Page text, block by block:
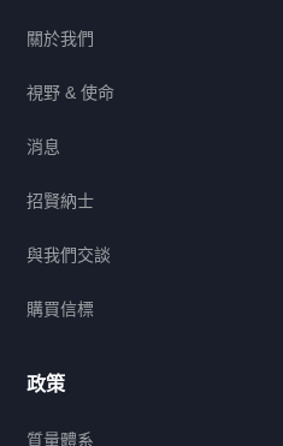
關於我們
視野 & 使命
消息
招賢納士
與我們交談
購買信標
政策
質量體系